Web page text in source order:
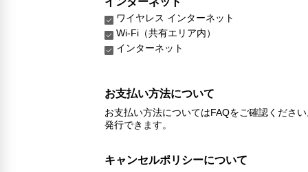
ワイヤレス インターネット
Wi-Fi（共有エリア内）
インターネット
お支払い方法について
お支払い方法についてはFAQをご確認くださ
発行できます。
キャンセルポリシーについて